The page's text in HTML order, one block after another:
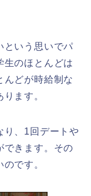
という思いでパ
生のほとんどは
んどが時給制な
ます。
り、1回デートや
できます。その
です。